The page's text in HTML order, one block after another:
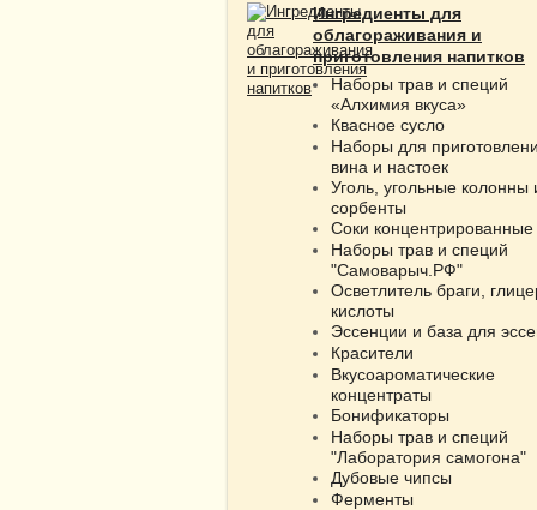
Ингредиенты для
облагораживания и
приготовления напитков
Наборы трав и специй
«Алхимия вкуса»
Квасное сусло
Наборы для
вина и настоек
Уголь, угольные колонны
сорбенты
Соки концентрированные
Наборы трав и специй
"Самоварыч.РФ"
Осветлитель браги,
кислоты
Эссенции и база для
Красители
Вкусоароматические
концентраты
Бонификаторы
Наборы трав и специй
"Лаборатория самогона"
Дубовые чипсы
Ферменты